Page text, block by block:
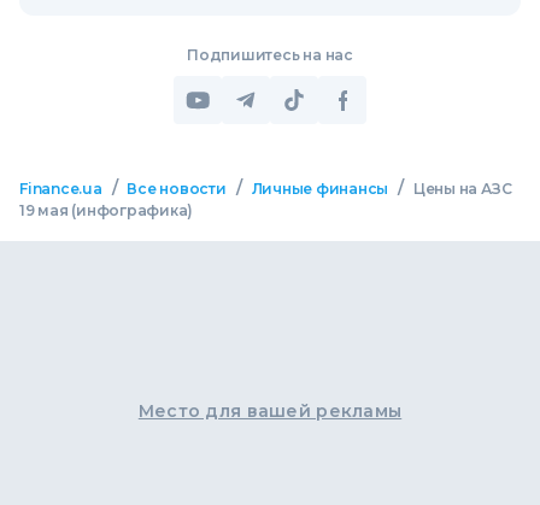
Подпишитесь на нас
Finance.ua / Все новости / Личные финансы /
Цены на АЗС
19 мая (инфографика)
Место для вашей рекламы